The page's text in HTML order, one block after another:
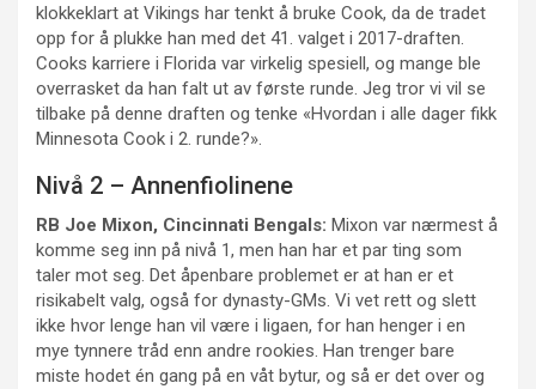
klokkeklart at Vikings har tenkt å bruke Cook, da de tradet
opp for å plukke han med det 41. valget i 2017-draften.
Cooks karriere i Florida var virkelig spesiell, og mange ble
overrasket da han falt ut av første runde. Jeg tror vi vil se
tilbake på denne draften og tenke «Hvordan i alle dager fikk
Minnesota Cook i 2. runde?».
Nivå 2 – Annenfiolinene
RB Joe Mixon, Cincinnati Bengals: Mixon var nærmest å
komme seg inn på nivå 1, men han har et par ting som
taler mot seg. Det åpenbare problemet er at han er et
risikabelt valg, også for dynasty-GMs. Vi vet rett og slett
ikke hvor lenge han vil være i ligaen, for han henger i en
mye tynnere tråd enn andre rookies. Han trenger bare
miste hodet én gang på en våt bytur, og så er det over og